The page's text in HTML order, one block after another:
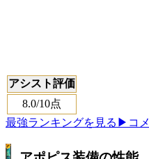
アシスト評価
8.0/10点
最強ランキングを見る ▶コ